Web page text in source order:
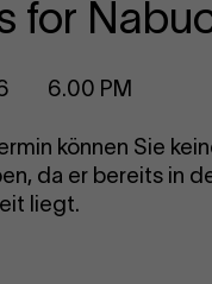
for
6.00 PM
können Sie
da er bereits in
liegt.